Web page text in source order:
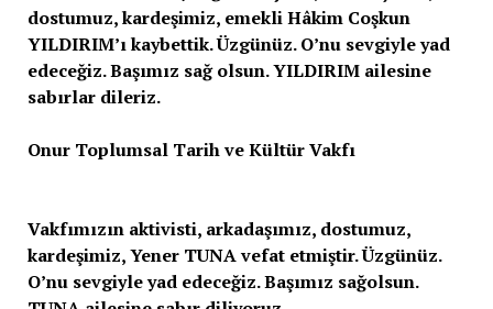
dostumuz, kardeşimiz, emekli Hâkim Coşkun
YILDIRIM’ı kaybettik. Üzgünüz. O’nu sevgiyle yad
edeceğiz. Başımız sağ olsun. YILDIRIM ailesine
sabırlar dileriz.
Onur Toplumsal Tarih ve Kültür Vakfı
Vakfımızın aktivisti, arkadaşımız, dostumuz,
kardeşimiz, Yener TUNA vefat etmiştir. Üzgünüz.
O’nu sevgiyle yad edeceğiz. Başımız sağolsun.